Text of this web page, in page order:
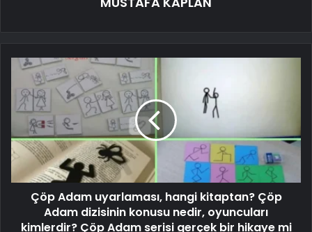
Çöp Adam uyarlaması, hangi kitaptan? Çöp
Adam dizisinin konusu nedir, oyuncuları
kimlerdir? Çöp Adam serisi gerçek bir hikaye mi